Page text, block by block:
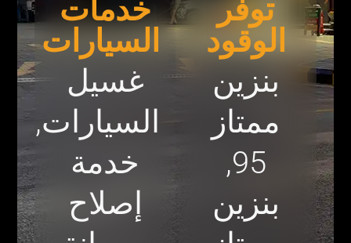
توفر
الوقود
بنزين
ممتاز
95,
بنزين
خدمات
السيارات
غسيل
السيارات,
خدمة
إصلاح